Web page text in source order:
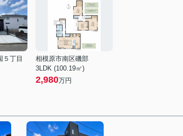
５丁目
相模原市南区磯部
3LDK (100.19㎡)
2,980万円